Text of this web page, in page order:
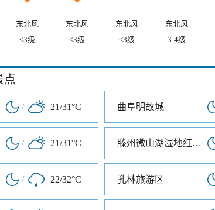
东北风 东北风 东北风 东北风
<3级 <3级 <3级 3-4级
点
/ 21/31°C 曲阜明故城
/ 21/31°C 滕州微山湖湿地红荷旅游风景区
/ 22/32°C 孔林旅游区